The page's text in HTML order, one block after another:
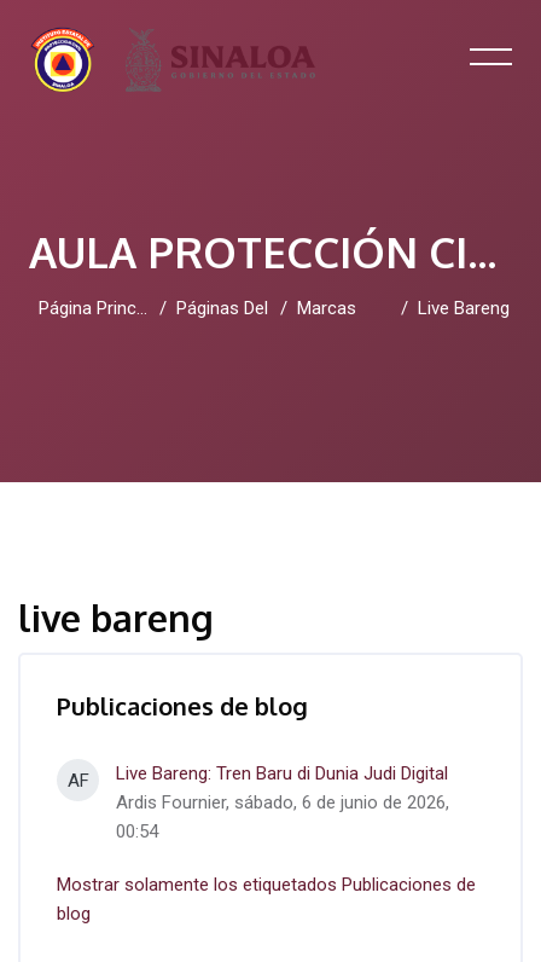
AULA PROTECCIÓN CIVIL SINALOA
Página Principal Páginas Del SitioMarcas Live Bareng
live bareng
Publicaciones de blog
AF
Live Bareng: Tren Baru di Dunia Judi Digital
Ardis Fournier, sábado, 6 de junio de 2026,
00:54
Mostrar solamente los etiquetados Publicaciones de
blog